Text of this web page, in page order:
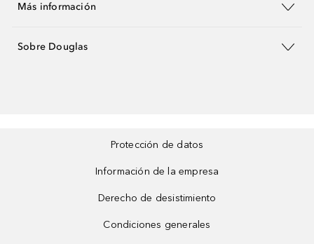
Más información
Sobre Douglas
Protección de datos
Información de la empresa
Derecho de desistimiento
Condiciones generales